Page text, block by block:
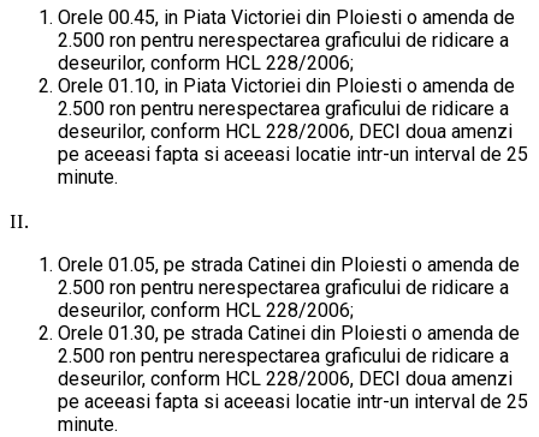
Orele 00.45, in Piata Victoriei din Ploiesti o amenda de
2.500 ron pentru nerespectarea graficului de ridicare a
deseurilor, conform HCL 228/2006;
Orele 01.10, in Piata Victoriei din Ploiesti o amenda de
2.500 ron pentru nerespectarea graficului de ridicare a
deseurilor, conform HCL 228/2006, DECI doua amenzi
pe aceeasi fapta si aceeasi locatie intr-un interval de 25
minute.
II.
Orele 01.05, pe strada Catinei din Ploiesti o amenda de
2.500 ron pentru nerespectarea graficului de ridicare a
deseurilor, conform HCL 228/2006;
Orele 01.30, pe strada Catinei din Ploiesti o amenda de
2.500 ron pentru nerespectarea graficului de ridicare a
deseurilor, conform HCL 228/2006, DECI doua amenzi
pe aceeasi fapta si aceeasi locatie intr-un interval de 25
minute.